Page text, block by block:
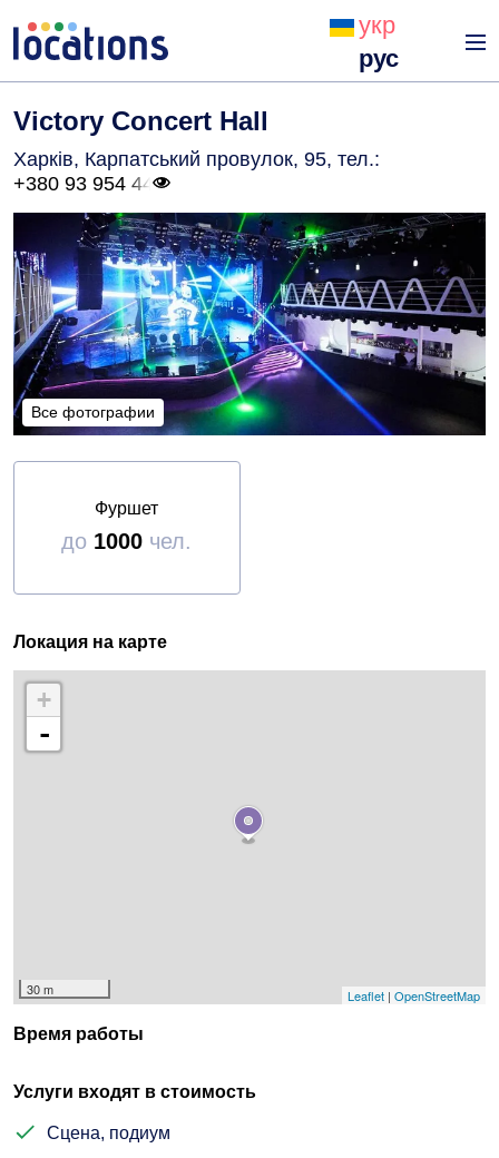
укр
рус
Victory Concert Hall
Харків, Карпатський провулок, 95, тел.:
+380 93 954 44
Все фотографии
Все фотографии
Фуршет
до 1000 чел.
Локация на карте
+
-
30 m Leaflet | OpenStreetMap
Время работы
Услуги входят в стоимость
Сцена, подиум